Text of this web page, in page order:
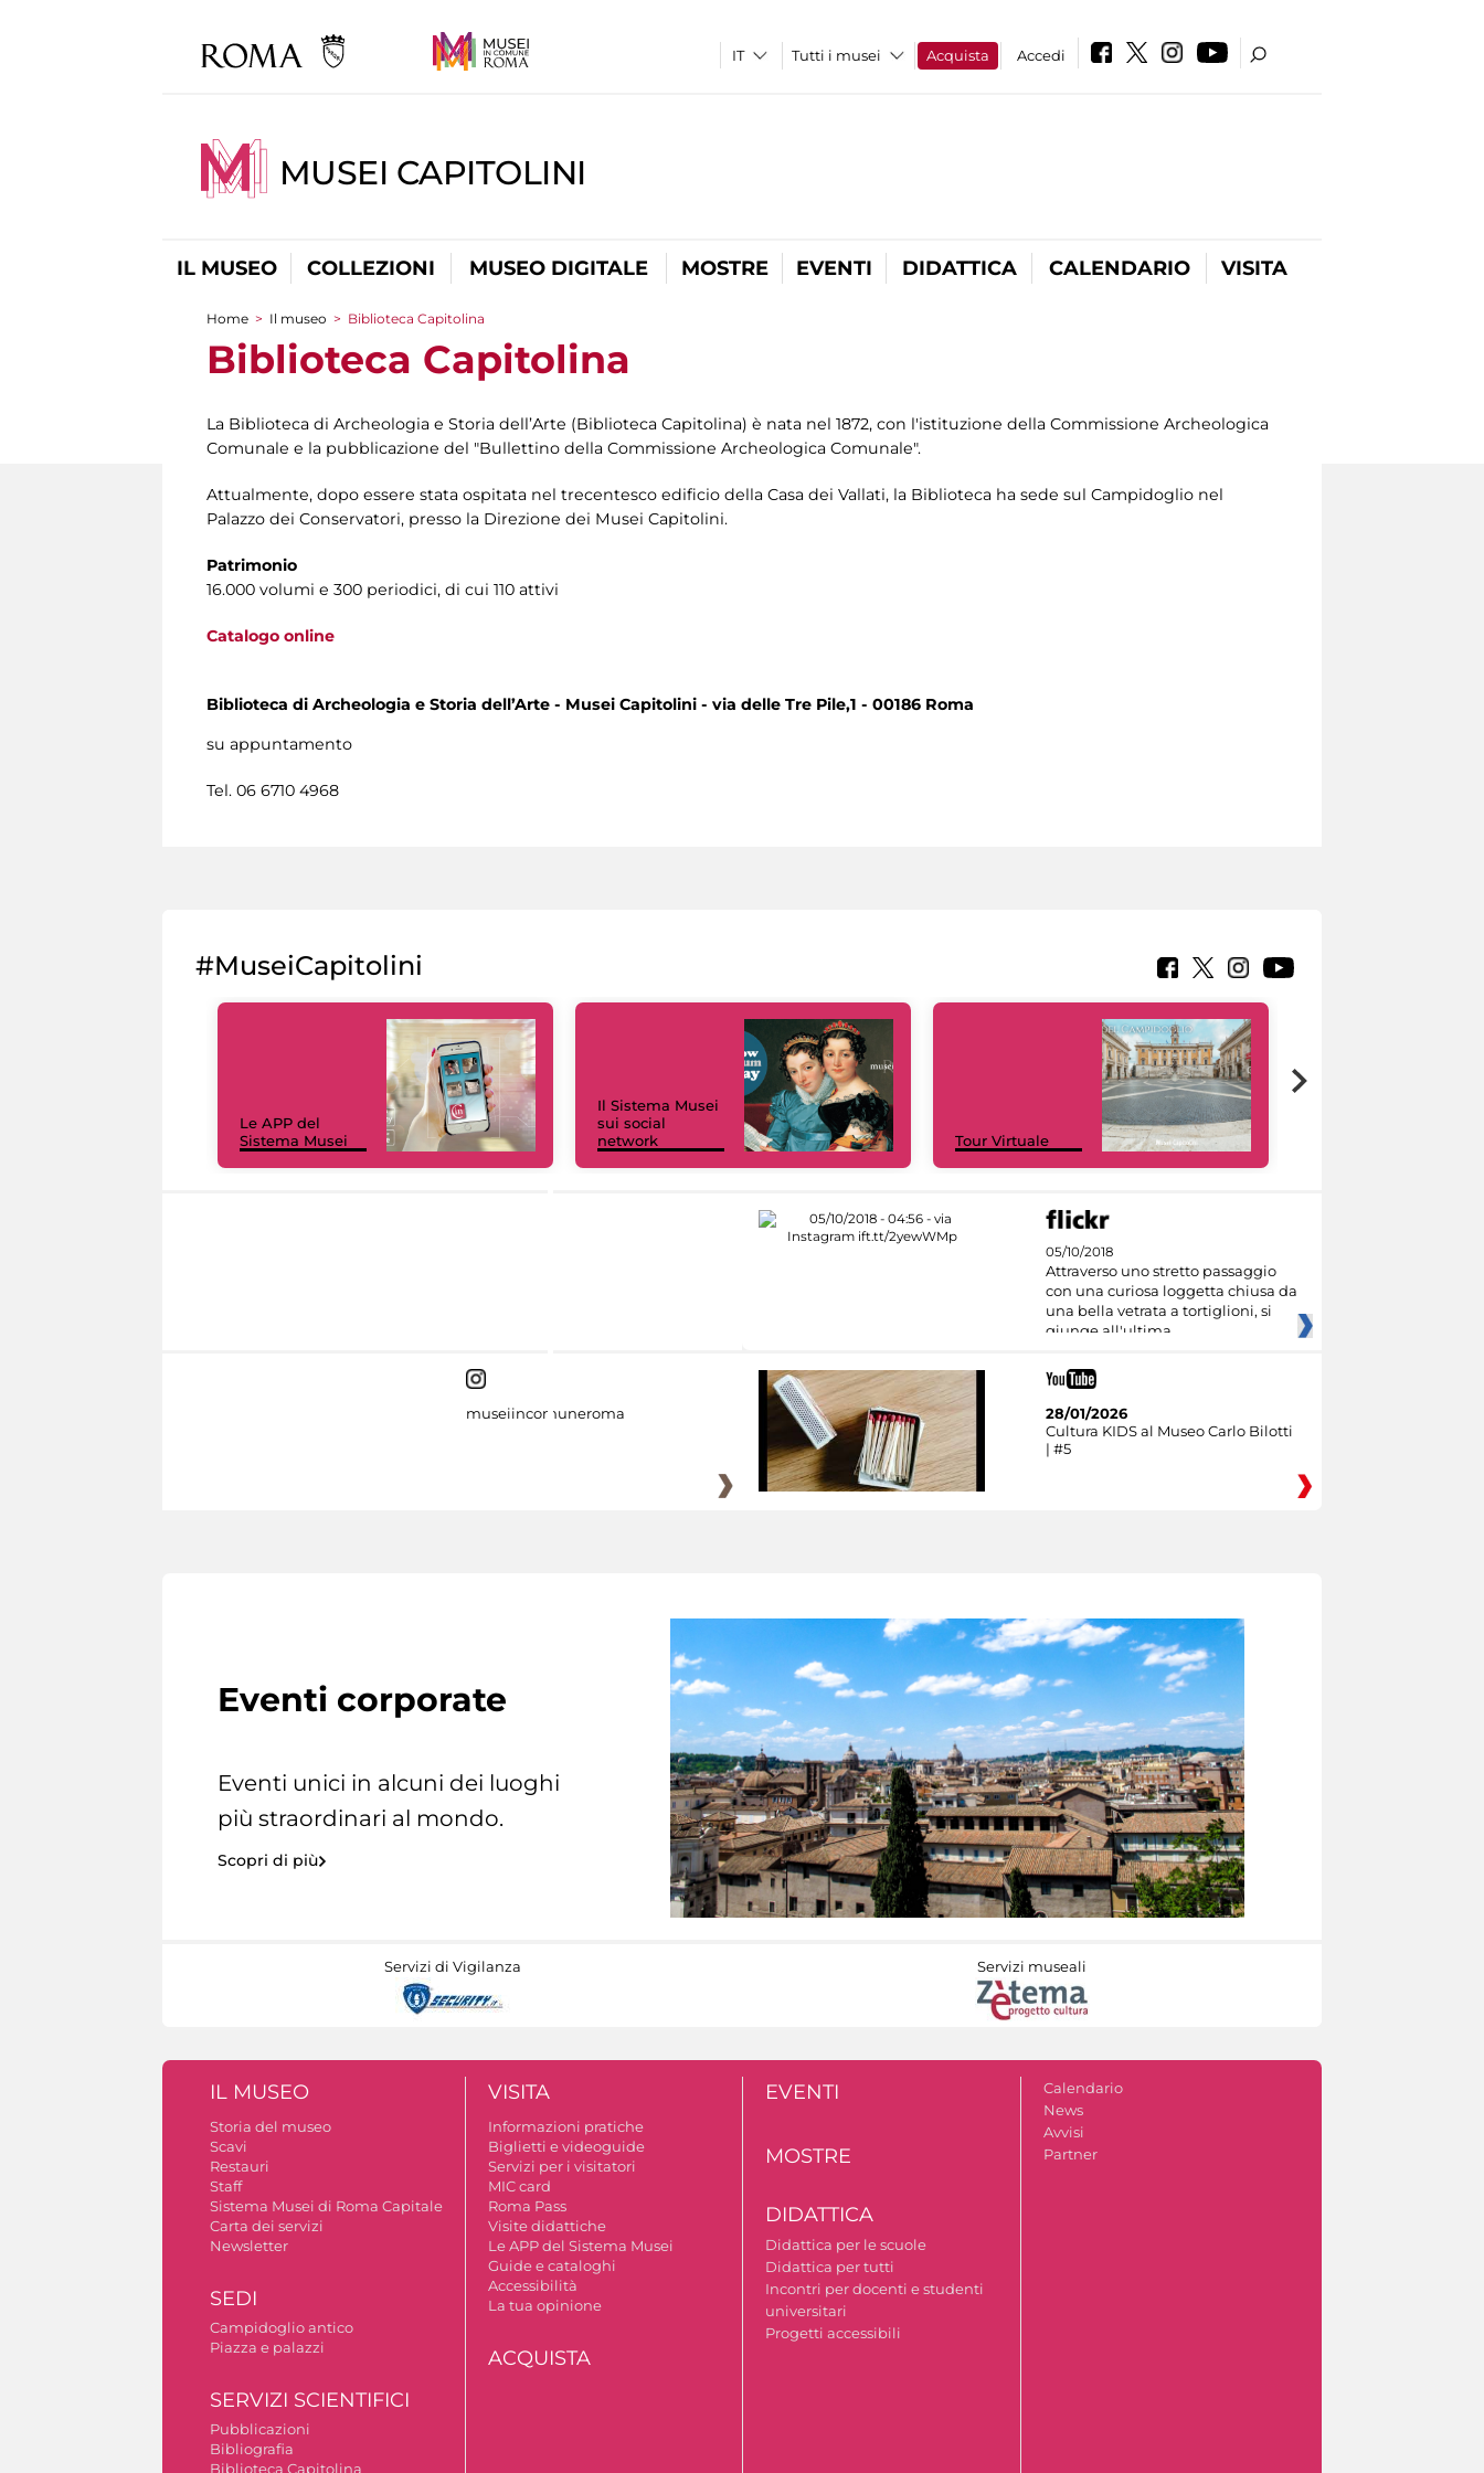
Tutti i musei Acquista Accedi
MUSEI CAPITOLINI
IL MUSEO COLLEZIONI MUSEO DIGITALE MOSTRE EVENTI DIDATTICA CALENDARIO VISITA
Tu sei qui
Home > Il museo > Biblioteca Capitolina
Biblioteca Capitolina
La Biblioteca di Archeologia e Storia dell’Arte (Biblioteca Capitolina) è nata nel 1872, con l'istituzione della Commissione Archeologica
Comunale e la pubblicazione del "Bullettino della Commissione Archeologica Comunale".
Attualmente, dopo essere stata ospitata nel trecentesco edificio della Casa dei Vallati, la Biblioteca ha sede sul Campidoglio nel
Palazzo dei Conservatori, presso la Direzione dei Musei Capitolini.
Patrimonio
16.000 volumi e 300 periodici, di cui 110 attivi
Catalogo online
Biblioteca di Archeologia e Storia dell’Arte - Musei Capitolini - via delle Tre Pile,1 - 00186 Roma
su appuntamento
Tel. 06 6710 4968
#MuseiCapitolini
Le APP del
Sistema Musei
Il Sistema Musei
sui social
network
Tour Virtuale
05/10/2018
Attraverso uno stretto passaggio
con una curiosa loggetta chiusa da
una bella vetrata a tortiglioni, si
giunge all'ultima
museiincomuneroma
28/01/2026
Cultura KIDS al Museo Carlo Bilotti
| #5
Eventi corporate
Eventi unici in alcuni dei luoghi
più straordinari al mondo.
Scopri di più
Servizi di Vigilanza Servizi museali
IL MUSEO
Storia del museo
Scavi
Restauri
Staff
Sistema Musei di Roma Capitale
Carta dei servizi
Newsletter
SEDI
Campidoglio antico
Piazza e palazzi
SERVIZI SCIENTIFICI
Pubblicazioni
Bibliografia
Biblioteca Capitolina
VISITA
Informazioni pratiche
Biglietti e videoguide
Servizi per i visitatori
MIC card
Roma Pass
Visite didattiche
Le APP del Sistema Musei
Guide e cataloghi
Accessibilità
La tua opinione
ACQUISTA
EVENTI
MOSTRE
DIDATTICA
Didattica per le scuole
Didattica per tutti
Incontri per docenti e studenti
universitari
Progetti accessibili
Calendario
News
Avvisi
Partner